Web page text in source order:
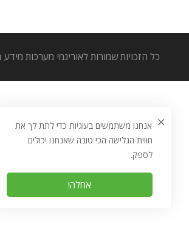
כל הזכויות שמורות לאוריגמי מערכות מידע
אנחנו משתמשים בעוגיות כדי לתת לך את
חווית הגלישה הכי טובה שאנחנו יכולים
לספק.
אחלה!